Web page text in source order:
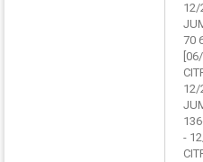
12/
70
12/
-